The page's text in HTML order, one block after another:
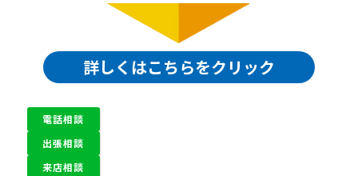
詳しくはこちらをクリック
電話相談
出張相談
来店相談